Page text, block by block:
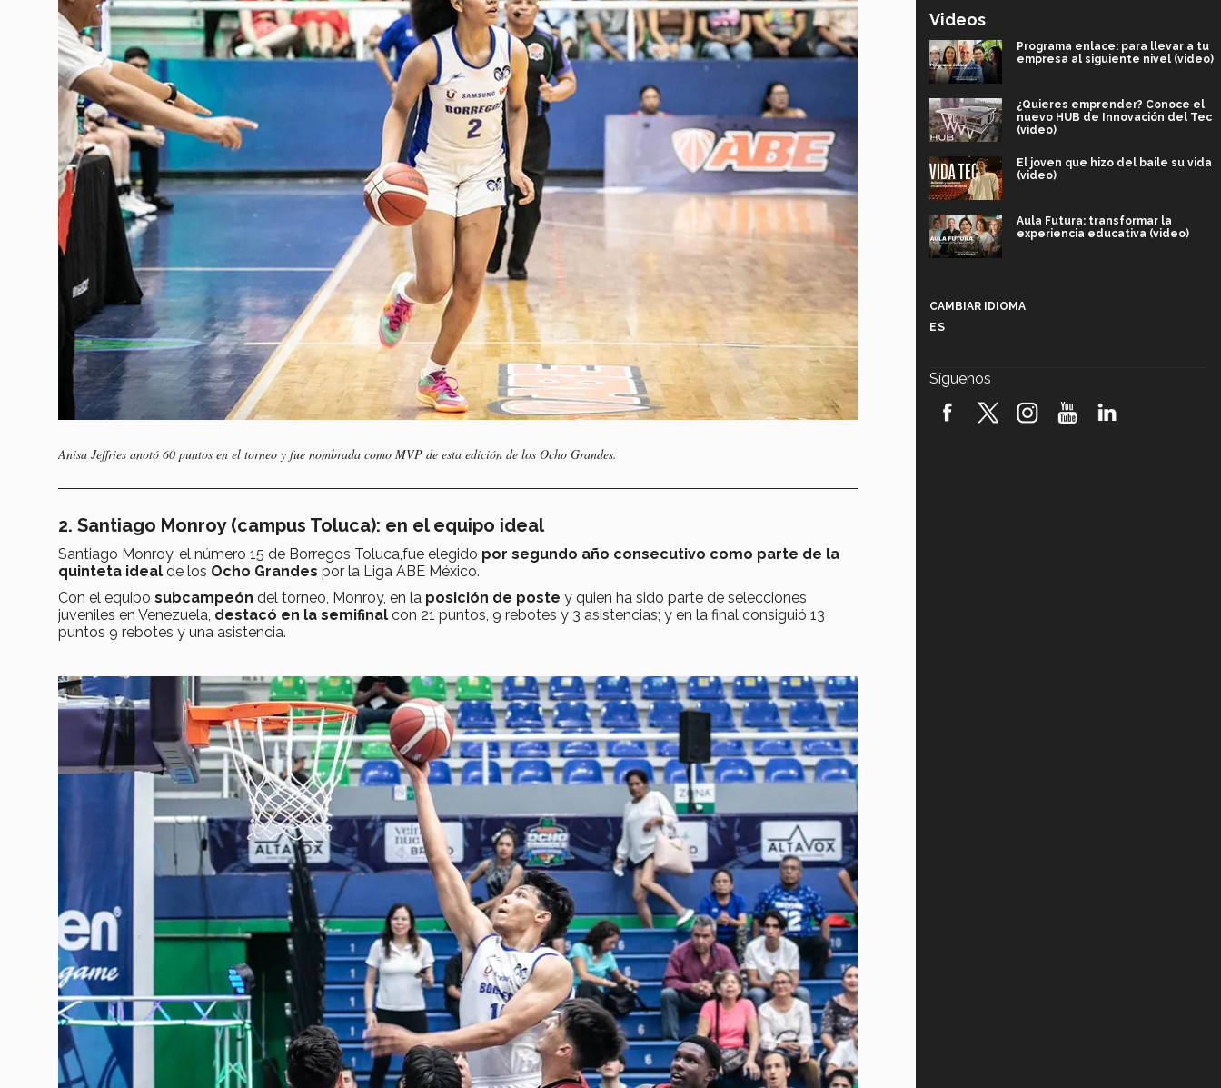
Anisa Jeffries anotó 60 puntos en el torneo y fue nombrada como MVP de esta edición de los Ocho Grandes.
2. Santiago Monroy (campus Toluca): en el equipo ideal
Santiago Monroy, el número 15 de Borregos Toluca,fue elegido por segundo año consecutivo como parte de la
quinteta ideal de los Ocho Grandes por la Liga ABE México.
Con el equipo subcampeón del torneo, Monroy, en la posición de poste y quien ha sido parte de selecciones
juveniles en Venezuela, destacó en la semifinal con 21 puntos, 9 rebotes y 3 asistencias; y en la final consiguió 13
puntos 9 rebotes y una asistencia.
Videos
Programa enlace: para llevar a tu
empresa al siguiente nivel (video)
¿Quieres emprender? Conoce el
nuevo HUB de Innovación del Tec
(video)
El joven que hizo del baile su vida
(video)
Aula Futura: transformar la
experiencia educativa (video)
robótica FIRST 2026! (video)
CAMBIAR IDIOMA
ES
Síguenos